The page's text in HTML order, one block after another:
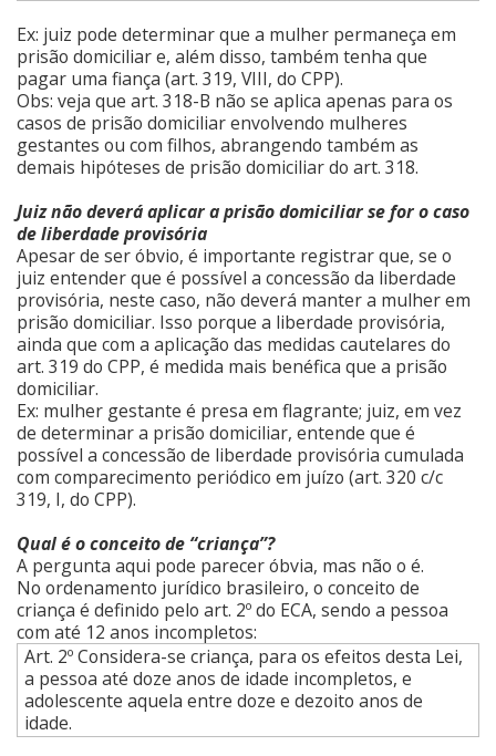
Ex: juiz pode determinar que a mulher permaneça em
prisão domiciliar e, além disso, também tenha que
pagar uma fiança (art. 319, VIII, do CPP).
Obs: veja que art. 318-B não se aplica apenas para os
casos de prisão domiciliar envolvendo mulheres
gestantes ou com filhos, abrangendo também as
demais hipóteses de prisão domiciliar do art. 318.
Juiz não deverá aplicar a prisão domiciliar se for o caso
de liberdade provisória
Apesar de ser óbvio, é importante registrar que, se o
juiz entender que é possível a concessão da liberdade
provisória, neste caso, não deverá manter a mulher em
prisão domiciliar. Isso porque a liberdade provisória,
ainda que com a aplicação das medidas cautelares do
art. 319 do CPP, é medida mais benéfica que a prisão
domiciliar.
Ex: mulher gestante é presa em flagrante; juiz, em vez
de determinar a prisão domiciliar, entende que é
possível a concessão de liberdade provisória cumulada
com comparecimento periódico em juízo (art. 320 c/c
319, I, do CPP).
Qual é o conceito de “criança”?
A pergunta aqui pode parecer óbvia, mas não o é.
No ordenamento jurídico brasileiro, o conceito de
criança é definido pelo art. 2º do ECA, sendo a pessoa
com até 12 anos incompletos:
Art. 2º Considera-se criança, para os efeitos desta Lei,
a pessoa até doze anos de idade incompletos, e
adolescente aquela entre doze e dezoito anos de
idade.